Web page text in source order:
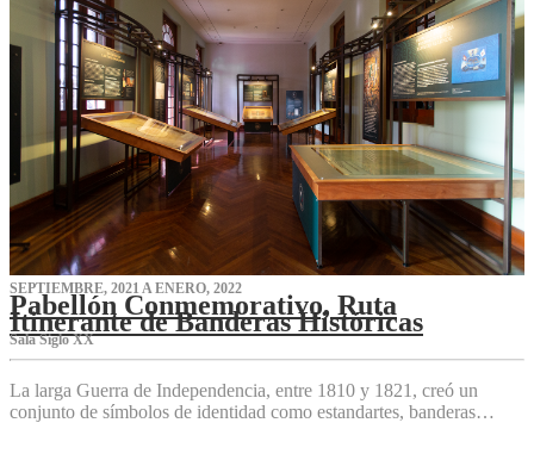
SEPTIEMBRE, 2021 A ENERO, 2022
Pabellón Conmemorativo, Ruta
Itinerante de Banderas Históricas
Sala Siglo XX
La larga Guerra de Independencia, entre 1810 y 1821, creó un
conjunto de símbolos de identidad como estandartes, banderas…